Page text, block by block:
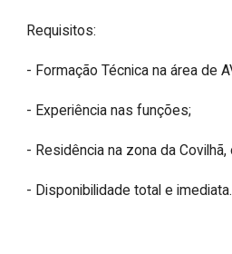
Requisitos:
- Formação Técnica na área de
- Experiência nas funções;
- Residência na zona da
- Disponibilidade total e imediata.